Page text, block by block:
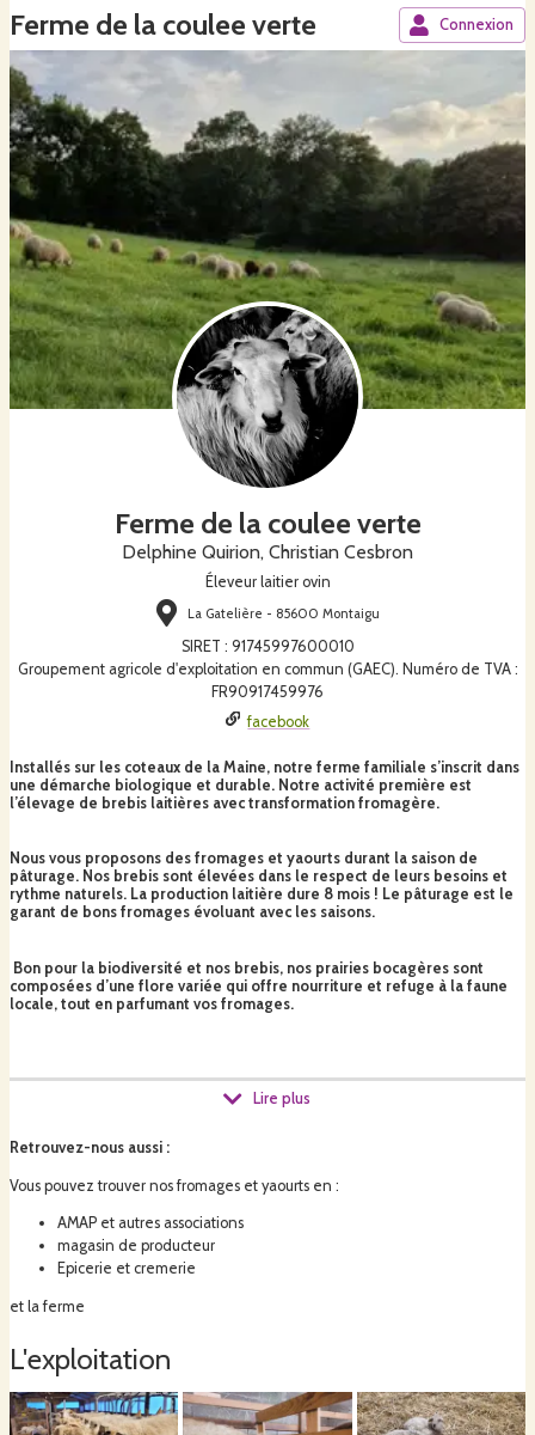
Ferme de la coulee verte Connexion
Ferme de la coulee verte
Delphine Quirion, Christian Cesbron
Éleveur laitier ovin
La Gatelière - 85600 Montaigu
SIRET : 91745997600010
Groupement agricole d'exploitation en commun (GAEC). Numéro de TVA :
FR90917459976
facebook
Installés sur les coteaux de la Maine, notre ferme familiale s’inscrit dans
une démarche biologique et durable. Notre activité première est
l’élevage de brebis laitières avec transformation fromagère.
Nous vous proposons des fromages et yaourts durant la saison de
pâturage. Nos brebis sont élevées dans le respect de leurs besoins et
rythme naturels. La production laitière dure 8 mois ! Le pâturage est le
garant de bons fromages évoluant avec les saisons.
Bon pour la biodiversité et nos brebis, nos prairies bocagères sont
composées d’une flore variée qui offre nourriture et refuge à la faune
locale, tout en parfumant vos fromages.
la présence de vaches pour valoriser au mieux nos prairies et favoriser la
Pour le moment, les boeufs grandissent paisiblement dans nos prairies.
Lire plus
Retrouvez-nous aussi :
Vous pouvez trouver nos fromages et yaourts en :
AMAP et autres associations
magasin de producteur
Epicerie et cremerie
et la ferme
L'exploitation